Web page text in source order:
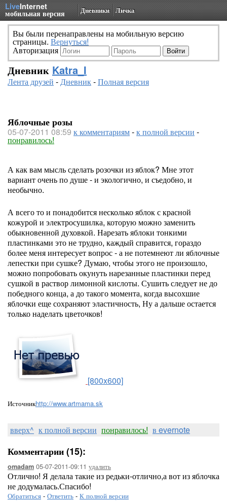
LiveInternet
мобильная версия Дневники Личка
Вы были перенаправлены на мобильную версию
страницы. Вернуться!
Авторизация
Дневник Katra_I
Лента друзей -Дневник-Полная версия
Яблочные розы
05-07-2011 08:59 к комментариям-к полной версии -
понравилось!
А как вам мысль сделать розочки из яблок? Мне этот
вариант очень по душе - и экологично, и съедобно, и
необычно.
А всего то и понадобится несколько яблок с красной
кожурой и электросушилка, которую можно заменить
обыкновенной духовкой. Нарезать яблоки тонкими
пластинками это не трудно, каждый справится, гораздо
более меня интересует вопрос - а не потемнеют ли яблочные
лепестки при сушке? Думаю, чтобы этого не произошло,
можно попробовать окунуть нарезанные пластинки перед
сушкой в раствор лимонной кислоты. Сушить следует не до
победного конца, а до такого момента, когда высохшие
яблочки еще сохраняют эластичность, Ну а дальше остается
только наделать цветочков!
[800x600]
Источникhttp://www.artmama.sk
вверх^ к полной версии понравилось! в evernote
Комментарии (15):
omadam 05-07-2011-09:11 удалить
Отлично! Я делала такие из редьки-отлично,а вот из яблочка
не додумалась.Спасибо!
Обратиться - Ответить - К полной версии